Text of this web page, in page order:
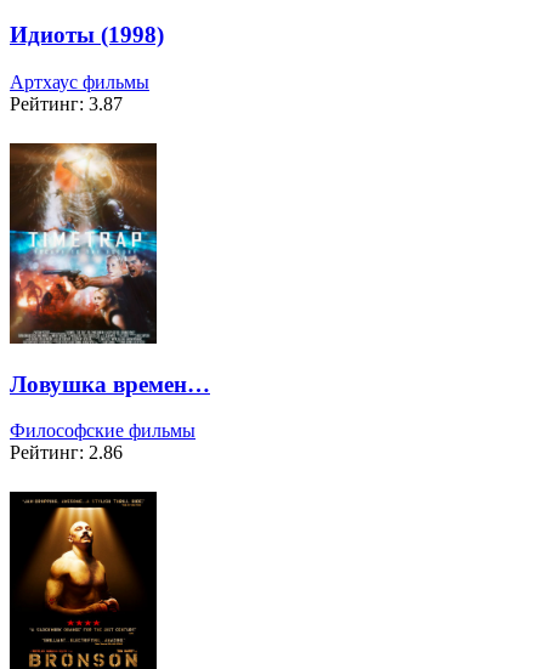
Идиоты (1998)
Артхаус фильмы
Рейтинг: 3.87
Ловушка времен…
Философские фильмы
Рейтинг: 2.86